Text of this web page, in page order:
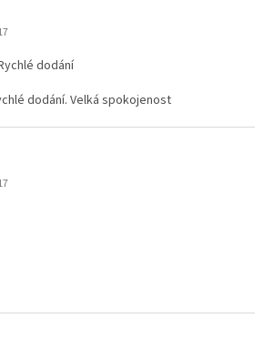
je 5 z 5 hvězdiček.
dodání
dodání. Velká spokojenost
je 5 z 5 hvězdiček.